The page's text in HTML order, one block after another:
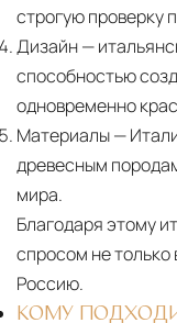
строгую проверку
Дизайн—
способностью
одновременно
Материалы—
древесным
мира.
Благодаря этому
спросом не только
Россию.
КОМУ